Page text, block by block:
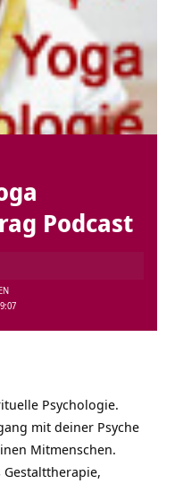
Podcast
Psychologie.
mit deiner Psyche
Mitmenschen.
Gestalttherapie,